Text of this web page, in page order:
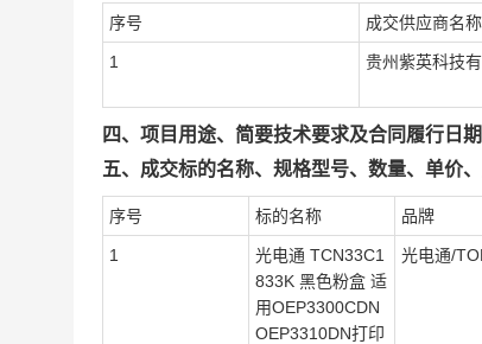
序号 成交供应商名称
1 贵州紫英科技
四、项目用途、简要技术要求及合同履行日
五、成交标的名称、规格型号、数量、单价
序号 标的名称 品牌
1
光电通 TCN33C1
833K 黑色粉盒 适
用OEP3300CDN
OEP3310DN打印
光电通/